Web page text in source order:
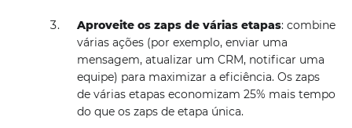
Aproveite os zaps de várias etapas: combine
várias ações (por exemplo, enviar uma
mensagem, atualizar um CRM, notificar uma
equipe) para maximizar a eficiência. Os zaps
de várias etapas economizam 25% mais tempo
do que os zaps de etapa única.